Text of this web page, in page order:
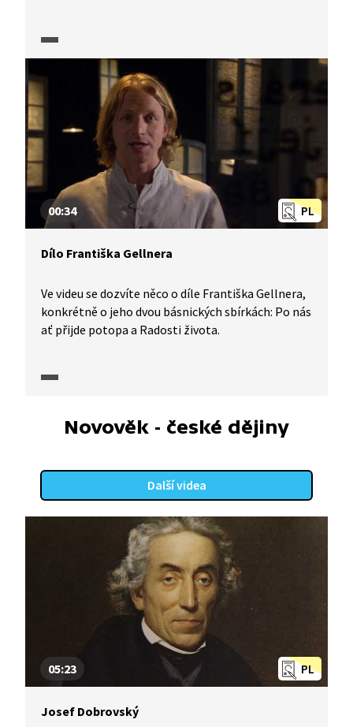
PL
00:34
Dílo Františka Gellnera
Ve videu se dozvíte něco o díle Františka Gellnera,
konkrétně o jeho dvou básnických sbírkách: Po nás
ať přijde potopa a Radosti života.
Novověk - české dějiny
Další videa
PL
05:23
Josef Dobrovský